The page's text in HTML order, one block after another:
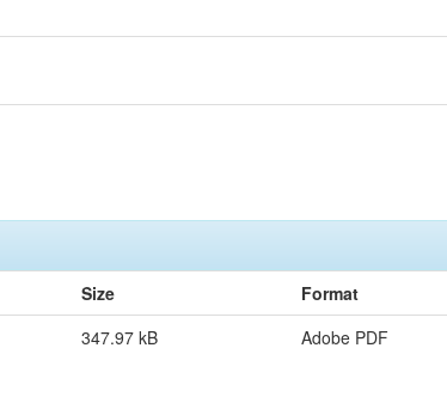
Size
Format
347.97 kB Adobe PDF